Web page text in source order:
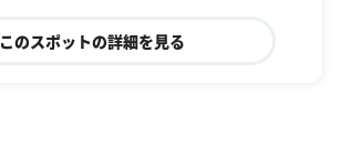
このスポットの詳細を見る